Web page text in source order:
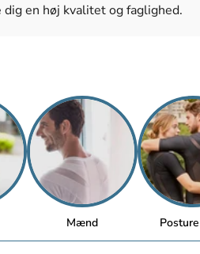
en høj kvalitet og faglighed.
Mænd